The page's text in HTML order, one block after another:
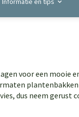
voor een mooie
dus neem